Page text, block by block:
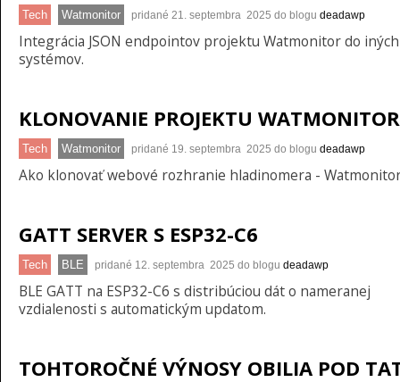
Tech Watmonitor pridané 21. septembra 2025 do blogudeadawp
Integrácia JSON endpointov projektu Watmonitor do iných
systémov.
KLONOVANIE PROJEKTU WATMONITOR
Tech Watmonitor pridané 19. septembra 2025 do blogudeadawp
Ako klonovať webové rozhranie hladinomera -
GATT SERVER S ESP32-C6
Tech BLE pridané 12. septembra 2025 do blogudeadawp
BLE GATT na ESP32-C6 s distribúciou dát o nameranej
vzdialenosti s automatickým updatom.
TOHTOROČNÉ VÝNOSY OBILIA POD